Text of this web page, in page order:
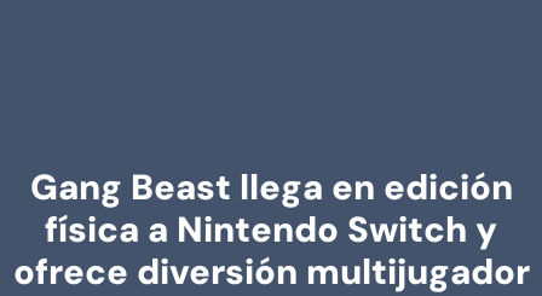
Gang Beast llega en edición
física a Nintendo Switch y
ofrece diversión multijugador